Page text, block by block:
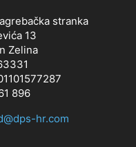
stranka
13
Zelina
896
hr.com